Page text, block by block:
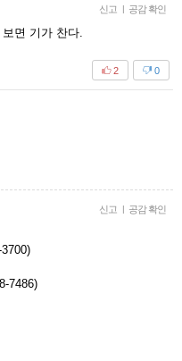
신고 | 공감 확인
면 기가 찬다.
0
2
신고 | 공감 확인
7486)